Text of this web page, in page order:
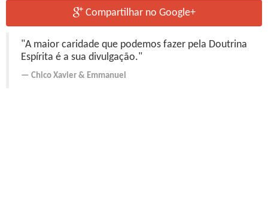
Compartilhar no Google+
"A maior caridade que podemos fazer pela Doutrina
Espírita é a sua divulgação."
Chico Xavier & Emmanuel